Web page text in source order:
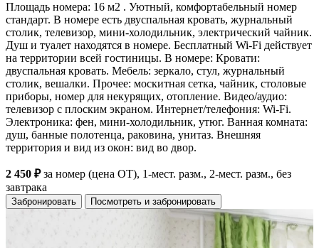
Площадь номера: 16 м2 . Уютный, комфортабельный номер
стандарт. В номере есть двуспальная кровать, журнальный
столик, телевизор, мини-холодильник, электрический чайник.
Душ и туалет находятся в номере. Бесплатный Wi-Fi действует
на территории всей гостиницы. В номере: Кровати:
двуспальная кровать. Мебель: зеркало, стул, журнальный
столик, вешалки. Прочее: москитная сетка, чайник, столовые
приборы, номер для некурящих, отопление. Видео/аудио:
телевизор с плоским экраном. Интернет/телефония: Wi-Fi.
Электроника: фен, мини-холодильник, утюг. Ванная комната:
душ, банные полотенца, раковина, унитаз. Внешняя
территория и вид из окон: вид во двор.
2 450 ₽за номер (цена ОТ), 1-мест. разм., 2-мест. разм., без
завтрака
Забронировать Посмотреть и забронировать